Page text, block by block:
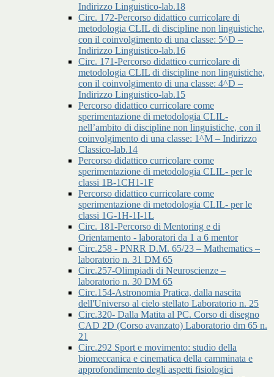
Indirizzo Linguistico-lab.18
Circ. 172-Percorso didattico curricolare di
metodologia CLIL di discipline non linguistiche,
con il coinvolgimento di una classe: 5^D –
Indirizzo Linguistico-lab.16
Circ. 171-Percorso didattico curricolare di
metodologia CLIL di discipline non linguistiche,
con il coinvolgimento di una classe: 4^D –
Indirizzo Linguistico-lab.15
Percorso didattico curricolare come
sperimentazione di metodologia CLIL-
nell’ambito di discipline non linguistiche, con il
coinvolgimento di una classe: 1^M – Indirizzo
Classico-lab.14
Percorso didattico curricolare come
sperimentazione di metodologia CLIL- per le
classi 1B-1CH1-1F
Percorso didattico curricolare come
sperimentazione di metodologia CLIL- per le
classi 1G-1H-1I-1L
Circ. 181-Percorso di Mentoring e di
Orientamento - laboratori da 1 a 6 mentor
Circ.258 - PNRR D.M. 65/23 – Mathematics –
laboratorio n. 31 DM 65
Circ.257-Olimpiadi di Neuroscienze –
laboratorio n. 30 DM 65
Circ.154-Astronomia Pratica, dalla nascita
dell'Universo al cielo stellato Laboratorio n. 25
Circ.320- Dalla Matita al PC. Corso di disegno
CAD 2D (Corso avanzato) Laboratorio dm 65 n.
21
Circ.292 Sport e movimento: studio della
biomeccanica e cinematica della camminata e
approfondimento degli aspetti fisiologici